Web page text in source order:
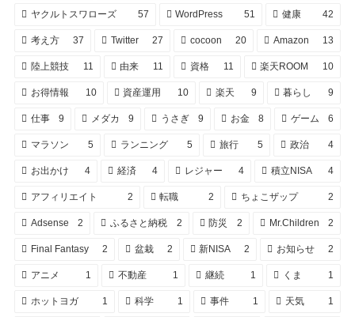
ヤクルトスワローズ 57 WordPress 51 健康 42
考え方 37 Twitter 27 cocoon 20 Amazon 13
陸上競技 11 由来 11 資格 11 楽天ROOM 10
お得情報 10 資産運用 10 楽天 9 暮らし 9
仕事 9 メダカ 9 うさぎ 9 お金 8 ゲーム 6
マラソン 5 ランニング 5 旅行 5 政治 4
お出かけ 4 経済 4 レジャー 4 積立NISA 4
アフィリエイト 2 転職 2 ちょこザップ 2
Adsense 2 ふるさと納税 2 防災 2 Mr.Children 2
Final Fantasy 2 盆栽 2 新NISA 2 お知らせ 2
アニメ 1 不動産 1 継続 1 くま 1
ホットヨガ 1 科学 1 事件 1 天気 1